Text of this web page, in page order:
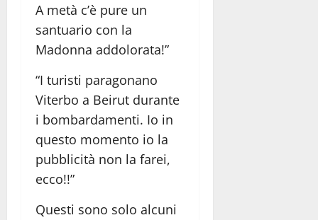
A metà c’è pure un
santuario con la
Madonna addolorata!”
“I turisti paragonano
Viterbo a Beirut durante
i bombardamenti. Io in
questo momento io la
pubblicità non la farei,
ecco!!”
Questi sono solo alcuni